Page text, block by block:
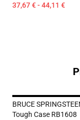
37,67 € - 44,11 €
BRUCE
Tough Case RB1608